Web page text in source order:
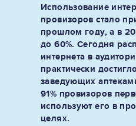
Использование
провизоров стало
прошлом году, а в
до 60%. Сегодня
интернета в
практически
заведующих
91% провизоров
используют его в
целях.